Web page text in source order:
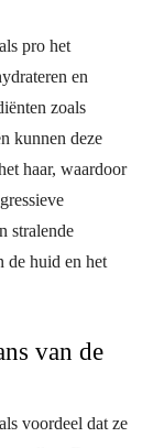
pro het
en
zoals
kunnen deze
haar, waardoor
stralende
de huid en het
van de
voordeel dat ze